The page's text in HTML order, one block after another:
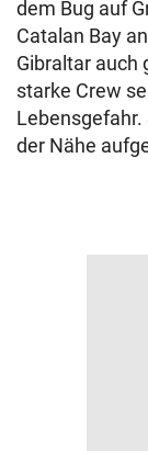
dem Bug auf
Catalan Bay
Gibraltar auch
starke Crew
der Nähe